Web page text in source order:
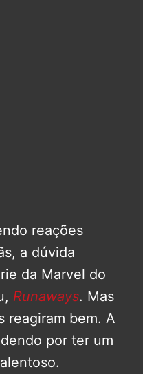
reações
a dúvida
da Marvel do
Runaways. Mas
reagiram bem. A
por ter um